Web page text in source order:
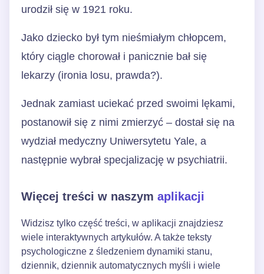
urodził się w 1921 roku.
Jako dziecko był tym nieśmiałym chłopcem,
który ciągle chorował i panicznie bał się
lekarzy (ironia losu, prawda?).
Jednak zamiast uciekać przed swoimi lękami,
postanowił się z nimi zmierzyć – dostał się na
wydział medyczny Uniwersytetu Yale, a
następnie wybrał specjalizację w psychiatrii.
Więcej treści w naszym aplikacji
Widzisz tylko część treści, w aplikacji znajdziesz
wiele interaktywnych artykułów. A także teksty
psychologiczne z śledzeniem dynamiki stanu,
dziennik, dziennik automatycznych myśli i wiele